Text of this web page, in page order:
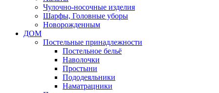
Чулочно-носочные изделия
Шарфы, Головные уборы
Новорожденным
ДОМ
Постельные принадлежности
Постельное бельё
Наволочки
Простыни
Пододеяльники
Наматрацники